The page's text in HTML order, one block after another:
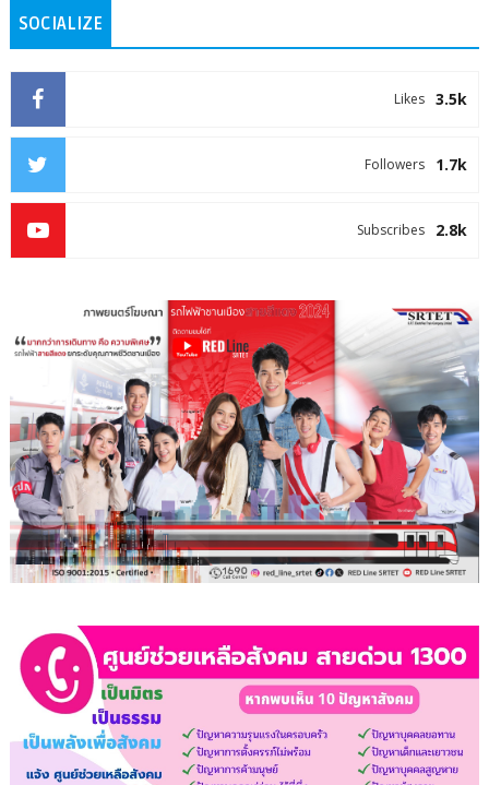
SOCIALIZE
3.5k
Likes
1.7k
Followers
2.8k
Subscribes